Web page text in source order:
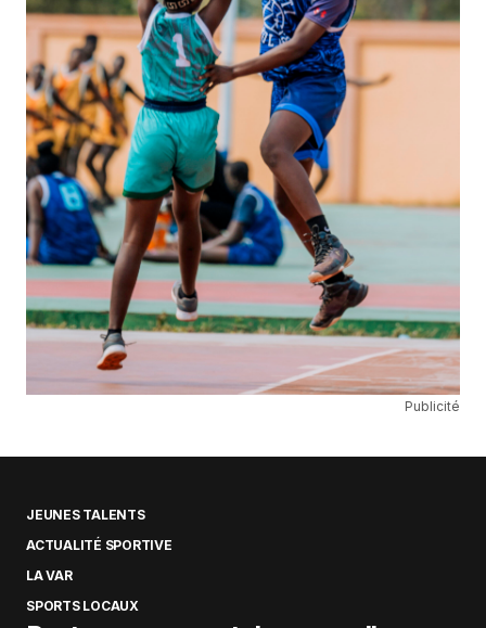
Publicité
JEUNES TALENTS
ACTUALITÉ SPORTIVE
LA VAR
SPORTS LOCAUX